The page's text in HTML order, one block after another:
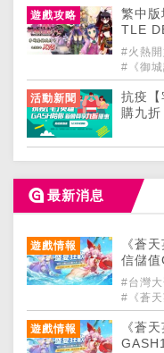
遊戲攻略
繁中
TLE
#火熱
#《御
活動新聞
抗疫
購九折
最新消息
遊戲情報
《蒼
信儲
#台灣
#《蒼
遊戲情報
《蒼